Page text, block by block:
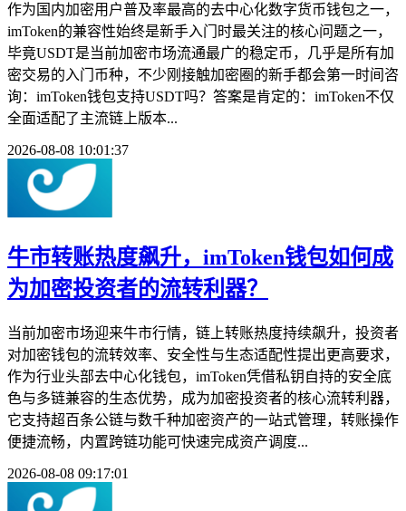
作为国内加密用户普及率最高的去中心化数字货币钱包之一，
imToken的兼容性始终是新手入门时最关注的核心问题之一，
毕竟USDT是当前加密市场流通最广的稳定币，几乎是所有加
密交易的入门币种，不少刚接触加密圈的新手都会第一时间咨
询：imToken钱包支持USDT吗？答案是肯定的：imToken不仅
全面适配了主流链上版本...
2026-08-08 10:01:37
牛市转账热度飙升，imToken钱包如何成
为加密投资者的流转利器？
当前加密市场迎来牛市行情，链上转账热度持续飙升，投资者
对加密钱包的流转效率、安全性与生态适配性提出更高要求，
作为行业头部去中心化钱包，imToken凭借私钥自持的安全底
色与多链兼容的生态优势，成为加密投资者的核心流转利器，
它支持超百条公链与数千种加密资产的一站式管理，转账操作
便捷流畅，内置跨链功能可快速完成资产调度...
2026-08-08 09:17:01